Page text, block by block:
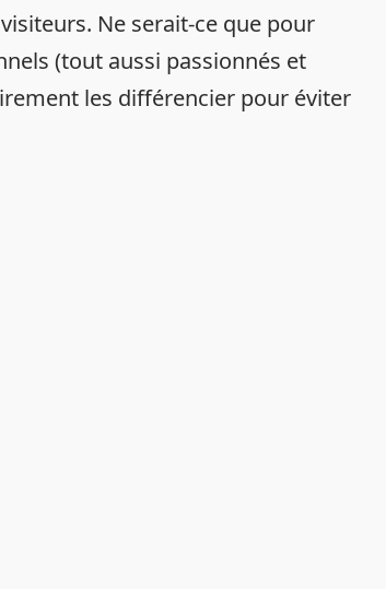
Ne serait-ce que pour
(tout aussi passionnés et
les différencier pour éviter